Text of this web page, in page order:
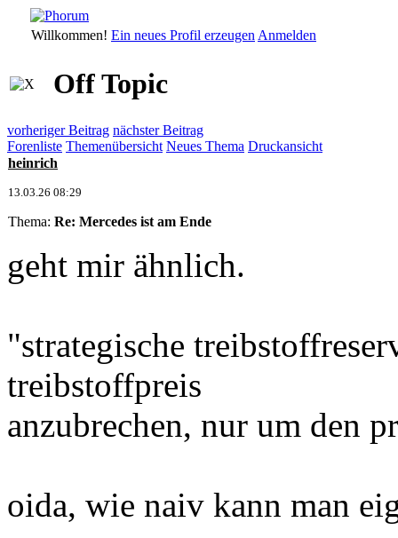
Willkommen! Ein neues Profil erzeugen Anmelden
Off Topic
vorheriger Beitrag nächster Beitrag
Forenliste Themenübersicht Neues Thema Druckansicht
heinrich
13.03.26 08:29
Thema: Re: Mercedes ist am Ende
geht mir ähnlich.
"strategische
treibstoffpreis
anzubrechen, nur um den
oida, wie naiv kann man